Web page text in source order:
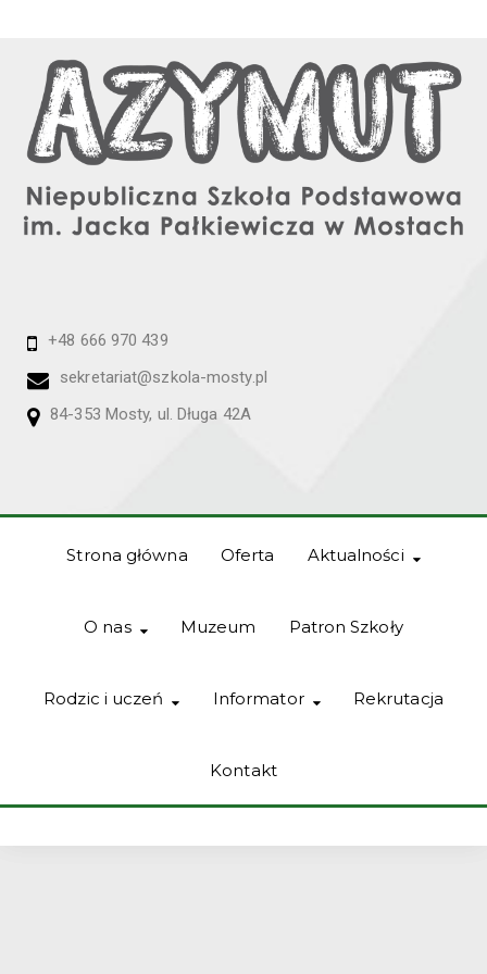
+48 666 970 439
sekretariat@szkola-mosty.pl
84-353 Mosty, ul. Długa 42A
Strona główna Oferta Aktualności
O nas Muzeum Patron Szkoły
Rodzic i uczeń Informator Rekrutacja
Kontakt